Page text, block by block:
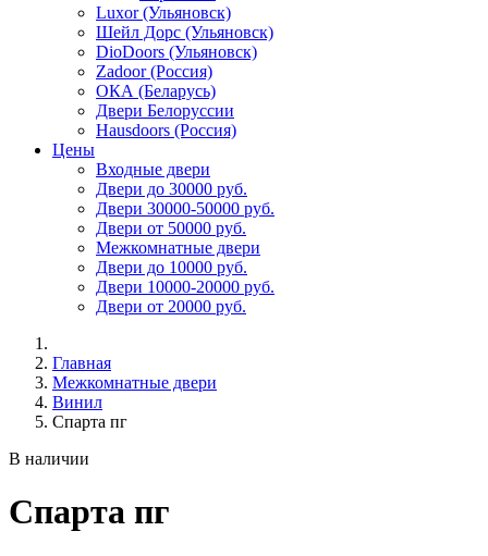
Luxor (Ульяновск)
Шейл Дорс (Ульяновск)
DioDoors (Ульяновск)
Zadoor (Россия)
ОКА (Беларусь)
Двери Белоруссии
Hausdoors (Россия)
Цены
Входные двери
Двери до 30000 руб.
Двери 30000-50000 руб.
Двери от 50000 руб.
Межкомнатные двери
Двери до 10000 руб.
Двери 10000-20000 руб.
Двери от 20000 руб.
Главная
Межкомнатные двери
Винил
Спарта пг
В наличии
Спарта пг